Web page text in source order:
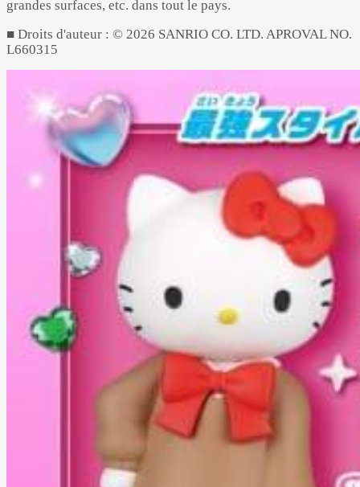
grandes surfaces, etc. dans tout le pays.
■ Droits d'auteur : © 2026 SANRIO CO. LTD. APROVAL NO.
L660315